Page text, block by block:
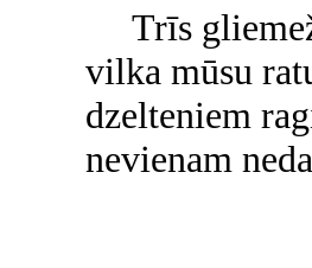
Trīs
vilka mūsu
dzelteniem
nevienam